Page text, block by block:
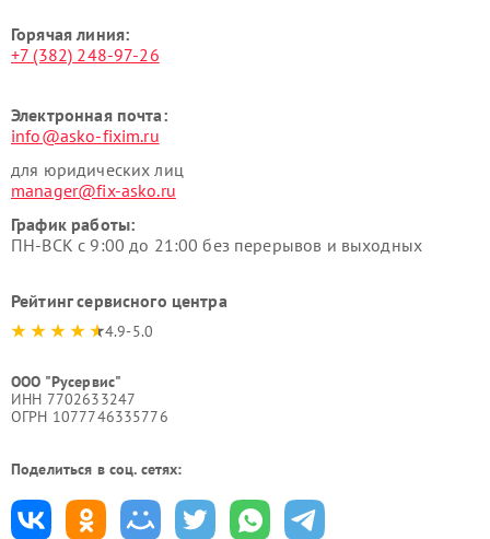
Горячая линия:
+7 (382) 248-97-26
Электронная почта:
info@asko-fixim.ru
для юридических лиц
manager@fix-asko.ru
График работы:
ПН-ВСК с 9:00 до 21:00 без перерывов и выходных
Рейтинг сервисного центра
4.9-5.0
ООО "Русервис"
ИНН 7702633247
ОГРН 1077746335776
Поделиться в соц. сетях: